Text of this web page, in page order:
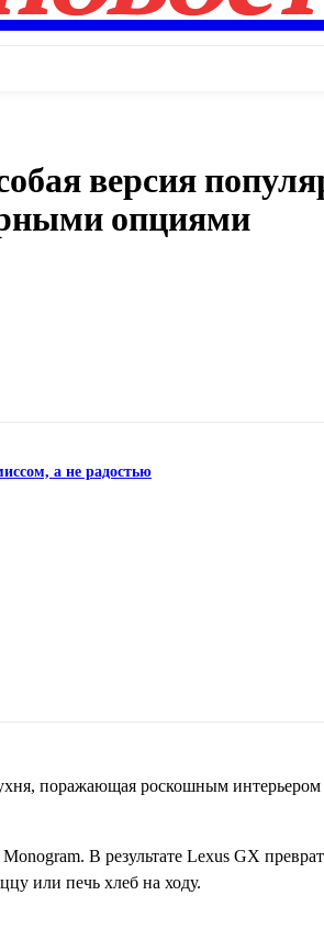
версия
опциями
а не радостью
поражающая роскошным интерьером
В результате Lexus GX
или печь хлеб на ходу.